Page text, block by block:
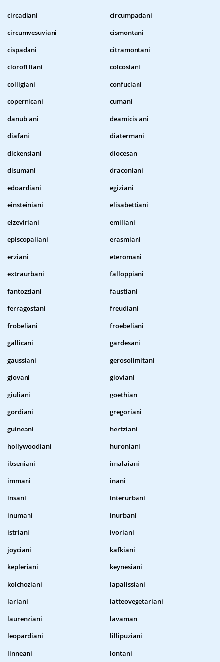
circadiani
circumpadani
circumvesuviani
cismontani
cispadani
citramontani
clorofilliani
colcosiani
colligiani
confuciani
copernicani
cumani
danubiani
deamicisiani
diafani
diatermani
dickensiani
diocesani
disumani
draconiani
edoardiani
egiziani
einsteiniani
elisabettiani
elzeviriani
emiliani
episcopaliani
erasmiani
erziani
eteromani
extraurbani
falloppiani
fantozziani
faustiani
ferragostani
freudiani
frobeliani
froebeliani
gallicani
gardesani
gaussiani
gerosolimitani
giovani
gioviani
giuliani
goethiani
gordiani
gregoriani
guineani
hertziani
hollywoodiani
huroniani
ibseniani
imalaiani
immani
inani
insani
interurbani
inumani
inurbani
istriani
ivoriani
joyciani
kafkiani
kepleriani
keynesiani
kolchoziani
lapalissiani
lariani
latteovegetariani
laurenziani
lavamani
leopardiani
lillipuziani
linneani
lontani